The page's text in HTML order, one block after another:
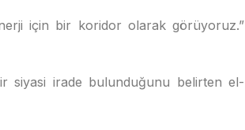
için bir koridor olarak görüyoruz.”
siyasi irade bulunduğunu belirten el-